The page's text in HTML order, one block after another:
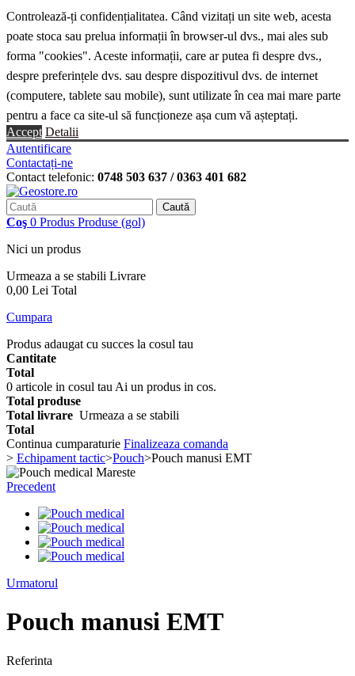
Controlează-ți confidențialitatea. Când vizitați un site web, acesta
poate stoca sau prelua informații în browser-ul dvs., mai ales sub
forma "cookies". Aceste informații, care ar putea fi despre dvs.,
despre preferințele dvs. sau despre dispozitivul dvs. de internet
(computere, tablete sau mobile), sunt utilizate în cea mai mare parte
pentru a face ca site-ul să funcționeze așa cum vă așteptați.
Accept Detalii
Autentificare
Contactați-ne
Contact telefonic: 0748 503 637 / 0363 401 682
Caută
Coş 0 Produs Produse (gol)
Nici un produs
Urmeaza a se stabili Livrare
0,00 Lei Total
Cumpara
Produs adaugat cu succes la cosul tau
Cantitate
Total
0 articole in cosul tau Ai un produs in cos.
Total produse
Total livrare Urmeaza a se stabili
Total
Continua cumparaturie Finalizeaza comanda
> Echipament tactic>Pouch>Pouch manusi EMT
Mareste
Precedent
Urmatorul
Pouch manusi EMT
Referinta